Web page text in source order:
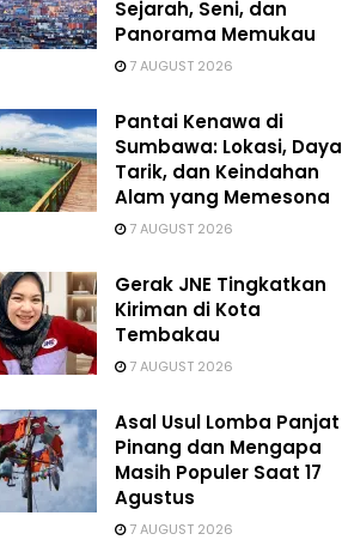
Sejarah, Seni, dan
Panorama Memukau
7 AUGUST 2026
Pantai Kenawa di
Sumbawa: Lokasi, Daya
Tarik, dan Keindahan
Alam yang Memesona
7 AUGUST 2026
Gerak JNE Tingkatkan
Kiriman di Kota
Tembakau
7 AUGUST 2026
Asal Usul Lomba Panjat
Pinang dan Mengapa
Masih Populer Saat 17
Agustus
7 AUGUST 2026